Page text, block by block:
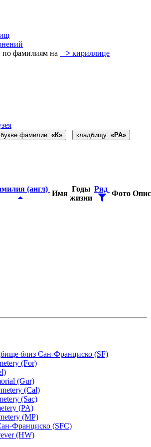
по фамилиям на
> кириллице
букве фамилии: «К» кладбищу: «PA»
(англ)
Имя
Годы
жизни
Ряд
Фото
близ Сан-Франциско (SF)
(For)
(Gur)
(Cal)
(Sac)
(PA)
(MP)
Франциско (SFC)
(HW)